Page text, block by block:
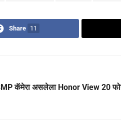
Share 11
कॅमेरा असलेला Honor View 20